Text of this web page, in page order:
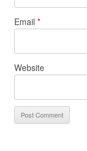
Email *
Website